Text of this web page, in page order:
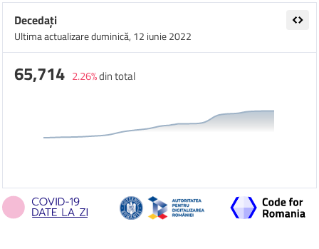
Decedați
Ultima actualizare duminică, 12 iunie 2022
65,714 2.26%din total